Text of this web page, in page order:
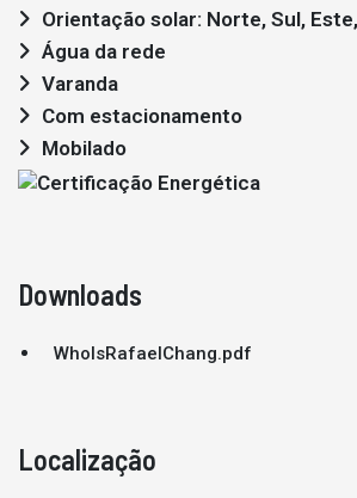
Orientação solar: Norte, Sul,
Água da rede
Varanda
Com estacionamento
Mobilado
Downloads
WhoIsRafaelChang.pdf
Localização